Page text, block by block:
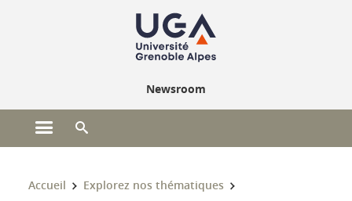
Newsroom
Ouvrir le menu principal
Vous êtes ici :
Accueil
Explorez nos thématiques